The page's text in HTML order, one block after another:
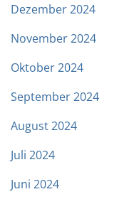
Dezember 2024
November 2024
Oktober 2024
September 2024
August 2024
Juli 2024
Juni 2024